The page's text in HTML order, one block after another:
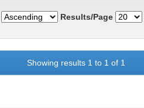
Results/Page
Showing results 1 to 1 of 1